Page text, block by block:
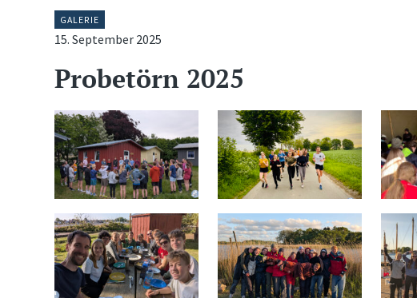
GALERIE
15. September 2025
Probetörn 2025